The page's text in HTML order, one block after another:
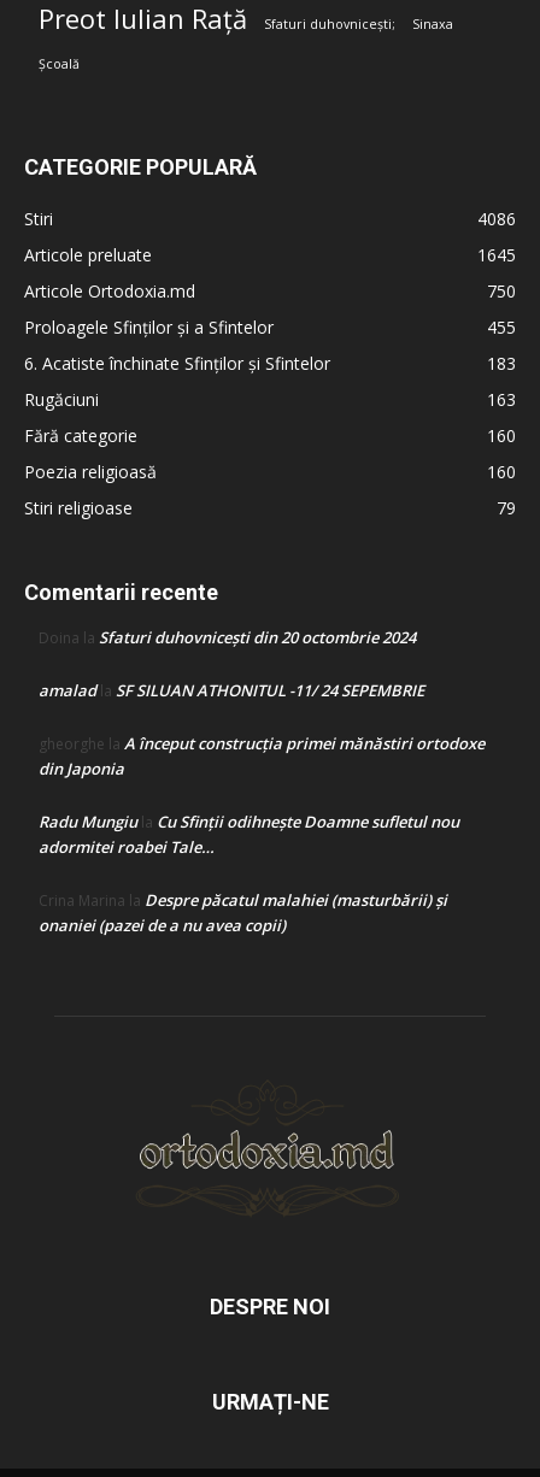
Preot Iulian Rață Sfaturi duhovnicești; Sinaxa
Școală
CATEGORIE POPULARĂ
Stiri
4086
Articole preluate
1645
Articole Ortodoxia.md
750
Proloagele Sfinților și a Sfintelor
455
6. Acatiste închinate Sfinților și Sfintelor
183
Rugăciuni
163
Fără categorie
160
Poezia religioasă
160
Stiri religioase
79
Comentarii recente
Doina la Sfaturi duhovnicești din 20 octombrie 2024
amaladla SF SILUAN ATHONITUL -11/ 24 SEPEMBRIE
gheorghe la A început construcţia primei mănăstiri ortodoxe
din Japonia
Radu Mungiula Cu Sfinții odihnește Doamne sufletul nou
adormitei roabei Tale…
Crina Marina la Despre păcatul malahiei (masturbării) şi
onaniei (pazei de a nu avea copii)
DESPRE NOI
URMAȚI-NE